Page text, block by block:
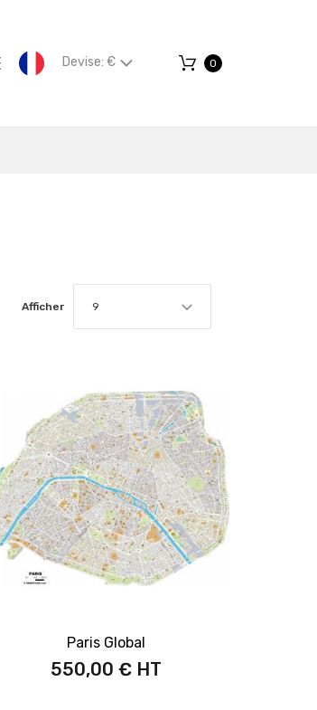
Devise: € 0
Afficher 9
Paris Global
550,00 €